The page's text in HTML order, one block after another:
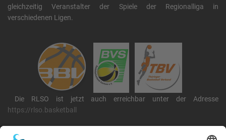
gleichzeitig Veranstalter der Spiele der Regionalliga in
verschiedenen Ligen.
Die RLSO ist jetzt auch erreichbar unter der Adresse
https://rlso.basketball